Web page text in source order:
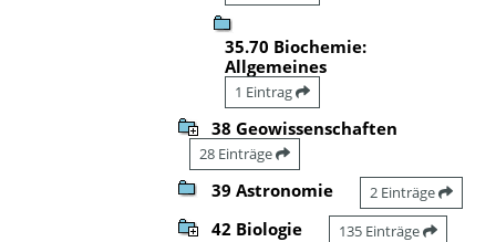
35.70 Biochemie:
Allgemeines
1 Eintrag
38 Geowissenschaften
28 Einträge
39 Astronomie 2 Einträge
42 Biologie 135 Einträge